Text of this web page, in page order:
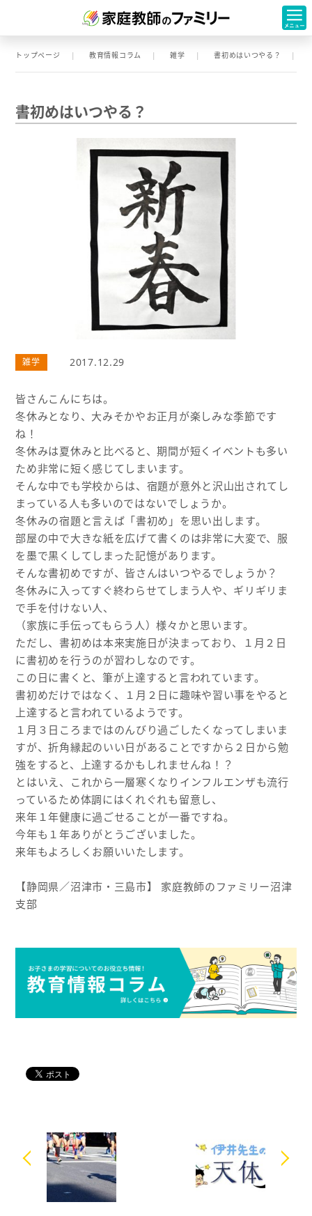
トップページ 教育情報コラム 雑学 書初めはいつやる？
書初めはいつやる？
雑学 2017.12.29
皆さんこんにちは。
冬休みとなり、大みそかやお正月が楽しみな季節です
ね！
冬休みは夏休みと比べると、期間が短くイベントも多い
ため非常に短く感じてしまいます。
そんな中でも学校からは、宿題が意外と沢山出されてし
まっている人も多いのではないでしょうか。
冬休みの宿題と言えば「書初め」を思い出します。
部屋の中で大きな紙を広げて書くのは非常に大変で、服
を墨で黒くしてしまった記憶があります。
そんな書初めですが、皆さんはいつやるでしょうか？
冬休みに入ってすぐ終わらせてしまう人や、ギリギリま
で手を付けない人、
（家族に手伝ってもらう人）様々かと思います。
ただし、書初めは本来実施日が決まっており、１月２日
に書初めを行うのが習わしなのです。
この日に書くと、筆が上達すると言われています。
書初めだけではなく、１月２日に趣味や習い事をやると
上達すると言われているようです。
１月３日ころまではのんびり過ごしたくなってしまいま
すが、折角縁起のいい日があることですから２日から勉
強をすると、上達するかもしれませんね！？
とはいえ、これから一層寒くなりインフルエンザも流行
っているため体調にはくれぐれも留意し、
来年１年健康に過ごせることが一番ですね。
今年も１年ありがとうございました。
来年もよろしくお願いいたします。
【静岡県／沼津市・三島市】 家庭教師のファミリー沼津
支部